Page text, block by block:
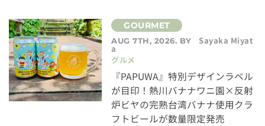
AUG 7TH, 2026. BY Sayaka Miyat
a
グルメ
『PAPUWA』特別デザインラベル
が目印！熱川バナナワニ園×反射
炉ビヤの完熟台湾バナナ使用クラ
フトビールが数量限定発売